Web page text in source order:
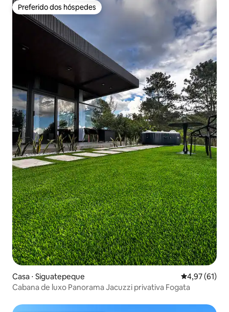
Preferido dos hóspedes
Preferido dos hóspedes
Casa ⋅ Siguatepeque 4,97 de uma
4,97 (61)
Cabana de luxo Panorama Jacuzzi privativa Fogata